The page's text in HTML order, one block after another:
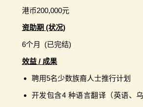
港币200,000元
资助期 (状况)
6个月 (已完结)
效益 / 成果
聘用5名少数族裔人士推行计划
开发包含4 种语言翻译（英语、